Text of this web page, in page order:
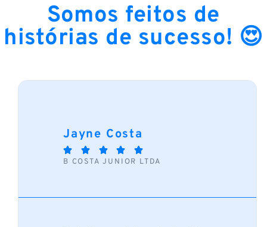
Somos feitos de
histórias de sucesso! 😍
Jayne Costa
    
B COSTA JUNIOR LTDA